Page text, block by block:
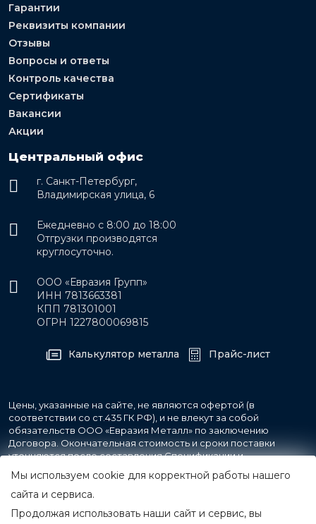
Гарантии
Реквизиты компании
Отзывы
Вопросы и ответы
Контроль качества
Сертификаты
Вакансии
Акции
Центральный офис
г. Санкт-Петербург,
Владимирская улица, 6
Ежедневно с 8:00 до 18:00
Отгрузки производятся
круглосуточно.
ООО «Евразия Групп»
ИНН 7813663381
КПП 781301001
ОГРН 1227800069815
Калькулятор металла Прайс-лист
Цены, указанные на сайте, не являются офертой (в
соответствии со ст.435 ГК РФ), и не влекут за собой
обязательств ООО «Евразия Металл» по заключению
Договора. Окончательная стоимость и сроки поставки
уточняются после составления Спецификации и
фиксируются в Счете на оплату, а также Спецификации на
поставку товара.
© 2007-2026 Все права защищены.
Мы используем cookie для корректной работы нашего
сайта и сервиса.
Продолжая использовать наши сайт и сервис, вы